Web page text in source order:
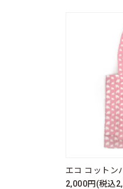
エコ コット
2,000円(税込